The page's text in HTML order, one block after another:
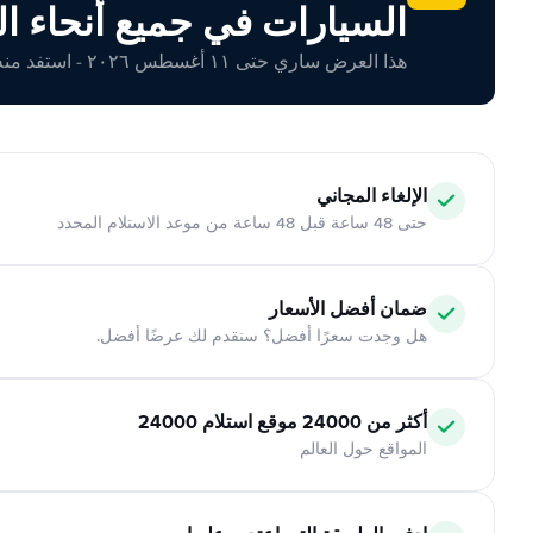
السيارات في جميع أنحاء
هذا العرض ساري حتى ١١ أغسطس ٢٠٢٦ - استفد منه اليوم!
الإلغاء المجاني
حتى 48 ساعة قبل 48 ساعة من موعد الاستلام المحدد
ضمان أفضل الأسعار
هل وجدت سعرًا أفضل؟ سنقدم لك عرضًا أفضل.
أكثر من 24000 موقع استلام 24000
المواقع حول العالم